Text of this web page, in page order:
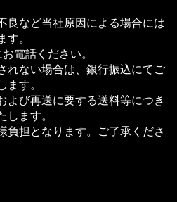
良など当社原因による場合には
。
電話ください。
れない場合は、銀行振込にてご
す。
よび再送に要する送料等につき
します。
負担となります。ご了承くださ